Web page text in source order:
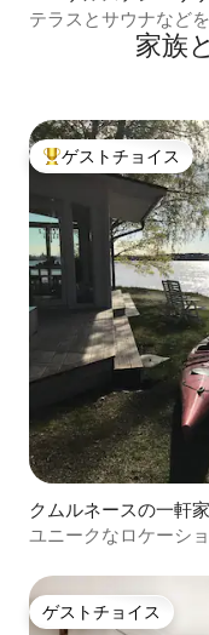
ニアム
テラスとサウナなど
家族
大好評のゲストチョ
ゲストチョイス
クムルネースの一軒家
ユニークなロケーシ
ゲストチョイス
ゲストチョイス